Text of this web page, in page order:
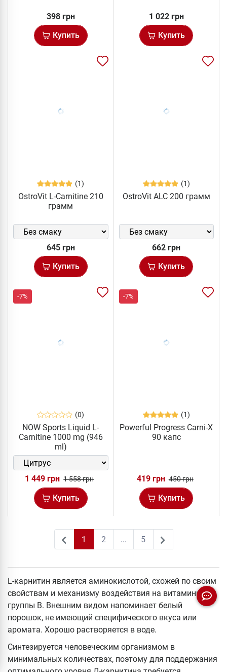
398 грн
Купить
1 022 грн
Купить
(1)
OstroVit L-Carnitine 210
грамм
645 грн
Купить
(1)
OstroVit ALC 200 грамм
662 грн
Купить
-7%
(0)
NOW Sports Liquid L-
Carnitine 1000 mg (946
ml)
1 449 грн 1 558 грн
Купить
-7%
(1)
Powerful Progress Carni-X
90 капс
419 грн 450 грн
Купить
1 2 ... 5
L-карнитин является аминокислотой, схожей по своим
свойствам и механизму воздействия на витамины
группы В. Внешним видом напоминает белый
порошок, не имеющий специфического вкуса или
аромата. Хорошо растворяется в воде.
Синтезируется человеческим организмом в
минимальных количествах, поэтому для поддержания